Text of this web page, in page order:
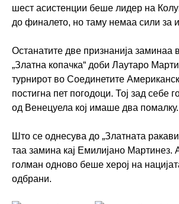
шест асистенции беше лидер на
до финалето, но таму немаа сили за
Останатите две признанија заминаа
„Златна копачка“ доби Лаутаро
турнирот во Соединетите
постигна пет погодоци. Тој зад себе
од Венецуела кој имаше два помалку.
Што се однесува до „Златната
таа замина кај Емилијано Мартинез.
голман одново беше херој на
одбрани.